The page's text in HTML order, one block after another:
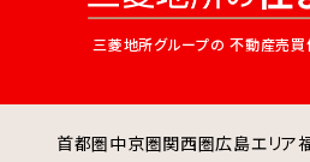
三菱地所グループの 不動産売買
首都圏中京圏関西圏広島エリア